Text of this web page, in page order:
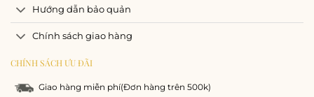
Hướng dẫn bảo quản
Chính sách giao hàng
CHÍNH SÁCH ƯU ĐÃI
Giao hàng miễn phí(Đơn hàng trên 500k)